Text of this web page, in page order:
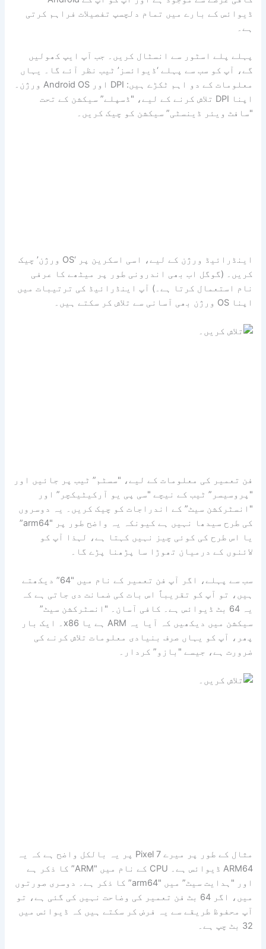
ڈیوائس کے بارے میں تمام دلچسپ تفصیلات فراہم کرتی
ہے۔
پہلے پلے اسٹور سے انسٹال کریں۔ جب آپ ایپ کھولیں
گے، آپ کو سب سے پہلے ‘ڈیوائسز’ ٹیب نظر آئے گا۔ یہاں
معلومات کے دو اہم ٹکڑے ہیں: DPI اور Android OS ورژن۔
اپنا DPI تلاش کرنے کے لیے، "ڈسپلے” سیکشن کے تحت
"سافٹ ویئر ڈینسٹی” سیکشن کو چیک کریں۔
اینڈرائیڈ ورژن کے لیے، اسی اسکرین پر ‘OS ورژن’ چیک
کریں۔ (گوگل اب بھی اندرونی طور پر میٹھے کا عرفی
نام استعمال کرتا ہے۔) آپ اینڈرائیڈ کی ترتیبات میں
اپنا OS ورژن بھی آسانی سے تلاش کر سکتے ہیں۔
فن تعمیر کی معلومات کے لیے، "سسٹم” ٹیب پر جائیں اور
"پروسیسر” ٹیب کے نیچے "سی پی یو آرکیٹیکچر” اور
"انسٹرکشن سیٹ” کے اندراجات کو چیک کریں۔ یہ دوسروں
کی طرح سیدھا نہیں ہے کیونکہ یہ واضح طور پر "arm64”
یا اس طرح کی کوئی چیز نہیں کہتا ہے، لہذا آپ کو
لائنوں کے درمیان تھوڑا سا پڑھنا پڑے گا۔
سب سے پہلے، اگر آپ فن تعمیر کے نام میں "64” دیکھتے
ہیں، تو آپ کو تقریباً اس بات کی ضمانت دی جاتی ہے کہ
یہ 64 بٹ ڈیوائس ہے۔ کافی آسان۔ "انسٹرکشن سیٹ”
سیکشن میں دیکھیں کہ آیا یہ ARM ہے یا x86۔ ایک بار
پھر، آپ کو یہاں صرف بنیادی معلومات تلاش کرنے کی
ضرورت ہے، جیسے "بازو” کردار۔
مثال کے طور پر میرے Pixel 7 پر یہ بالکل واضح ہے کہ یہ
ARM64 ڈیوائس ہے۔ CPU کے نام میں "ARM” کا ذکر ہے
اور "ہدایت سیٹ” میں "arm64” کا ذکر ہے۔ دوسری صورتوں
میں، اگر 64 بٹ فن تعمیر کی وضاحت نہیں کی گئی ہے، تو
آپ محفوظ طریقے سے یہ فرض کر سکتے ہیں کہ ڈیوائس میں
32 بٹ چپ ہے۔